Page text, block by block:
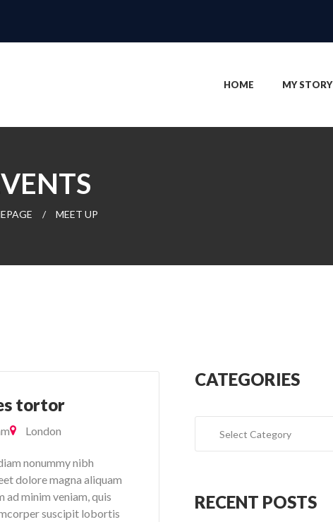
HOME MY STORY
/ MEET UP
tortor
London
nonummy nibh
dolore magna aliquam
minim veniam, quis
suscipit lobortis
CATEGORIES
o
RECENT POSTS